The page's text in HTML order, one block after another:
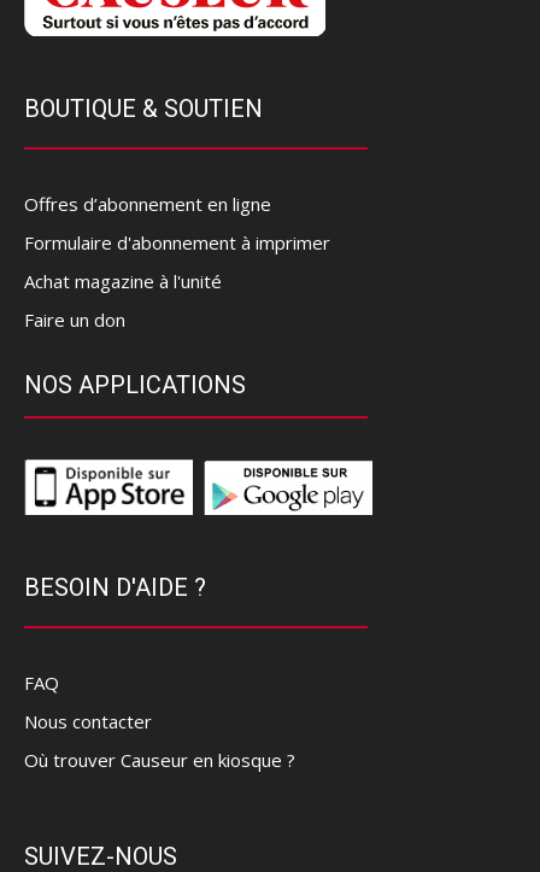
BOUTIQUE & SOUTIEN
Offres d’abonnement en ligne
Formulaire d'abonnement à imprimer
Achat magazine à l'unité
Faire un don
NOS APPLICATIONS
BESOIN D'AIDE ?
FAQ
Nous contacter
Où trouver Causeur en kiosque ?
SUIVEZ-NOUS